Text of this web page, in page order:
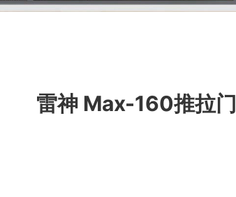
雷神 Max-160推拉门